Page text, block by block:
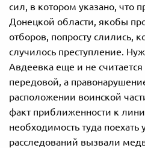
сил, в котором указано, что
Донецкой области, якобы
отборов, попросту слились,
случилось преступление.
Авдеевка еще и не считается
передовой, а
расположении воинской
факт приближенности к
необходимость туда поехать
расследований вызвали